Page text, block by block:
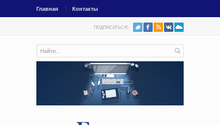
Главная Контакты
ПОДПИСАТЬСЯ: